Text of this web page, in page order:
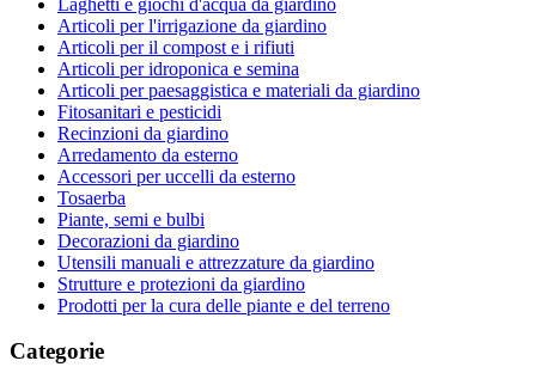
Articoli per l'irrigazione da giardino
Articoli per il compost e i rifiuti
Articoli per idroponica e semina
Articoli per paesaggistica e materiali da giardino
Fitosanitari e pesticidi
Recinzioni da giardino
Arredamento da esterno
Accessori per uccelli da esterno
Tosaerba
Piante, semi e bulbi
Decorazioni da giardino
Utensili manuali e attrezzature da giardino
Strutture e protezioni da giardino
Prodotti per la cura delle piante e del terreno
Categorie